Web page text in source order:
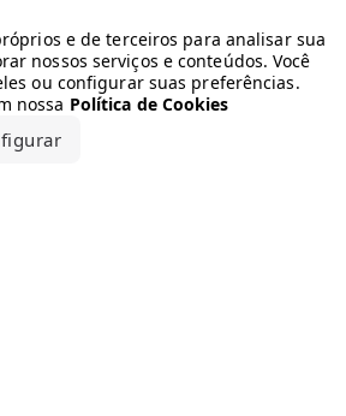
e de terceiros para analisar sua
nossos serviços e conteúdos. Você
ou configurar suas preferências.
nossa Política de Cookies
the brand